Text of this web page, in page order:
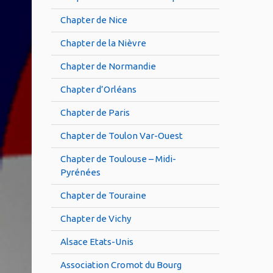
Chapter de Nice
Chapter de la Nièvre
Chapter de Normandie
Chapter d’Orléans
Chapter de Paris
Chapter de Toulon Var-Ouest
Chapter de Toulouse – Midi-
Pyrénées
Chapter de Touraine
Chapter de Vichy
Alsace Etats-Unis
Association Cromot du Bourg